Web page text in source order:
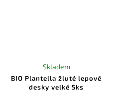
BIO Plantella žluté lepové
desky velké 5ks
Skladem